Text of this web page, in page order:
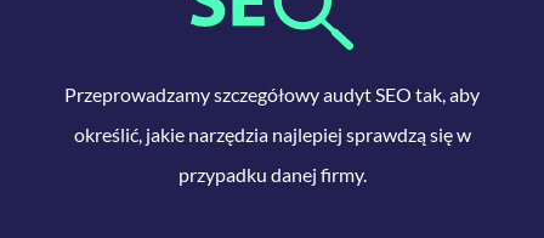
Przeprowadzamy szczegółowy audyt SEO tak, aby
określić, jakie narzędzia najlepiej sprawdzą się w
przypadku danej firmy.